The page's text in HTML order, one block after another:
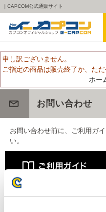
｜CAPCOM公式通販サイト
申し訳ございません。
ご指定の商品は販売終了か、た
ホー
お問い合わせ
お問い合わせ前に、ご利用ガ
い。